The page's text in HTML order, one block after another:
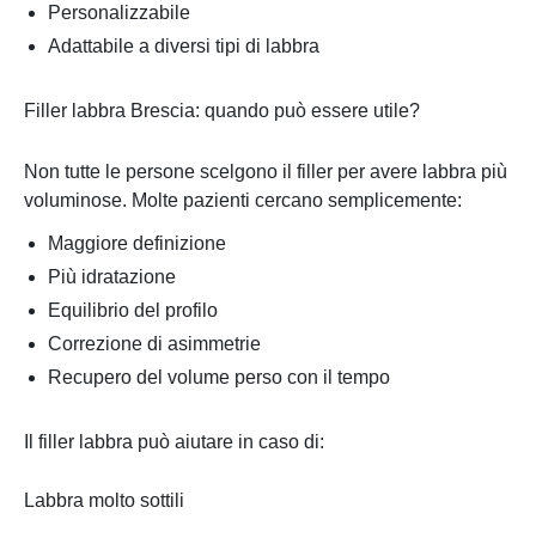
Personalizzabile
Adattabile a diversi tipi di labbra
Filler labbra Brescia: quando può essere utile?
Non tutte le persone scelgono il filler per avere labbra più
voluminose. Molte pazienti cercano semplicemente:
Maggiore definizione
Più idratazione
Equilibrio del profilo
Correzione di asimmetrie
Recupero del volume perso con il tempo
Il filler labbra può aiutare in caso di:
Labbra molto sottili